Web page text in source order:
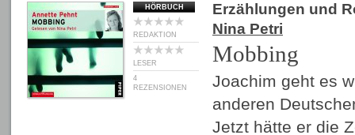
HÖRBUCH
REDAKTION
LESER
4
REZENSIONEN
Erzählungen und
Nina Petri
Mobbing
Joachim geht es
anderen
Jetzt hätte er die